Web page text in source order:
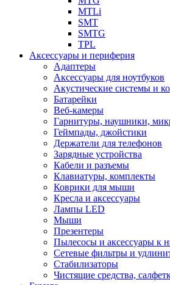
MTLi
SMT
SMTG
TPL
Аксессуары и периферия
Адаптеры
Аксессуары для ноутбуков
Акустические системы и
Батарейки
Веб-камеры
Гарнитуры, наушники,
Геймпады, джойстики
Держатели для телефонов
Зарядные устройства
Кабели и разъемы
Клавиатуры, комплекты
Коврики для мыши
Кресла и аксессуары
Лампы LED
Мыши
Презентеры
Пылесосы и аксессуары к
Сетевые фильтры и
Стабилизаторы
Чистящие средства,